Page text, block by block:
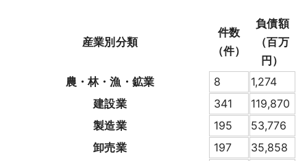
産業別分類
件数
（件）
負債額
（百万
円）
農・林・漁・鉱業
8
1,274
建設業
341
119,870
製造業
195
53,776
卸売業
197
35,858